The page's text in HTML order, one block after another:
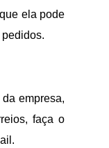
ela pode
empresa,
faça o